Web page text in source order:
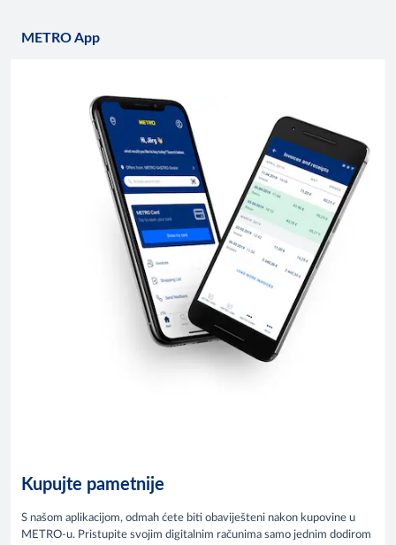
METRO App
Kupujte pametnije
S našom aplikacijom, odmah ćete biti obaviješteni nakon kupovine u
METRO-u. Pristupite svojim digitalnim računima samo jednim dodirom